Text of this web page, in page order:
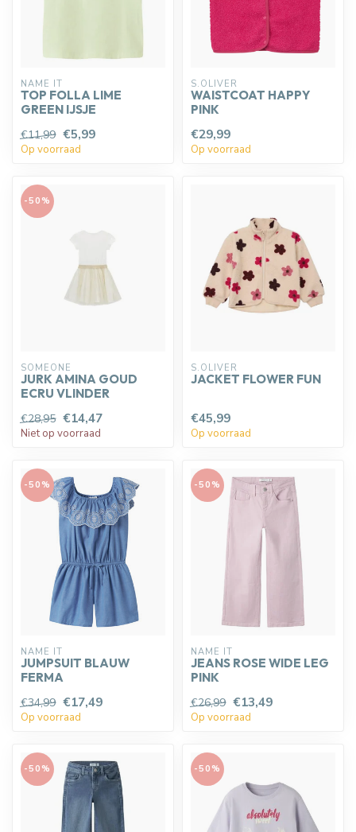
NAME IT
TOP FOLLA LIME
GREEN IJSJE
€11,99 €5,99
Op voorraad
S.OLIVER
WAISTCOAT HAPPY
PINK
€29,99
Op voorraad
-50%
SOMEONE
JURK AMINA GOUD
ECRU VLINDER
€28,95 €14,47
Niet op voorraad
S.OLIVER
JACKET FLOWER FUN
€45,99
Op voorraad
-50%
NAME IT
JUMPSUIT BLAUW
FERMA
€34,99 €17,49
Op voorraad
-50%
NAME IT
JEANS ROSE WIDE LEG
PINK
€26,99 €13,49
Op voorraad
-50% -50%